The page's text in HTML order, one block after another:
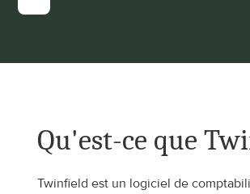
Qu'est-ce que
Twinfield est un logiciel de